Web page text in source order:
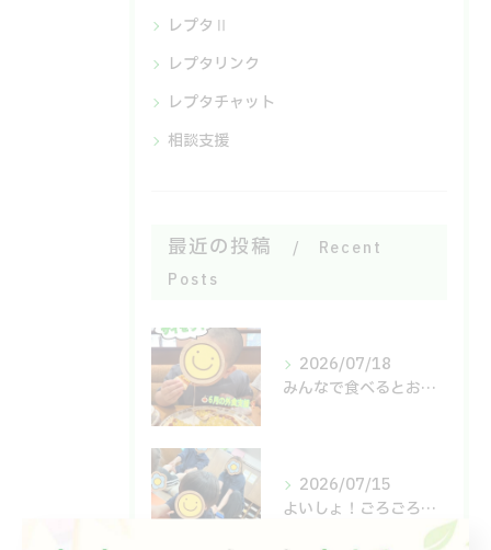
レプタⅡ
レプタリンク
レプタチャット
相談支援
最近の投稿
Recent
Posts
2026/07/18
みんなで食べるとおいしいね😋
2026/07/15
よいしょ！ごろごろ！体幹運動🙌